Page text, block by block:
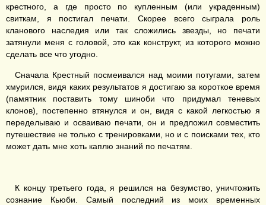
крестного, а где просто по купленным (или украденным)
свиткам, я постигал печати. Скорее всего сыграла роль
кланового наследия или так сложились звезды, но печати
затянули меня с головой, это как конструкт, из которого можно
сделать все что угодно.
Сначала Крестный посмеивался над моими потугами, затем
хмурился, видя каких результатов я достигаю за короткое время
(памятник поставить тому шиноби что придумал теневых
клонов), постепенно втянулся и он, видя с какой легкостью я
переделываю и осваиваю печати, он и предложил совместить
путешествие не только с тренировками, но и с поисками тех, кто
может дать мне хоть каплю знаний по печатям.
К концу третьего года, я решился на безумство, уничтожить
сознание Кьюби. Самый последний из моих временных